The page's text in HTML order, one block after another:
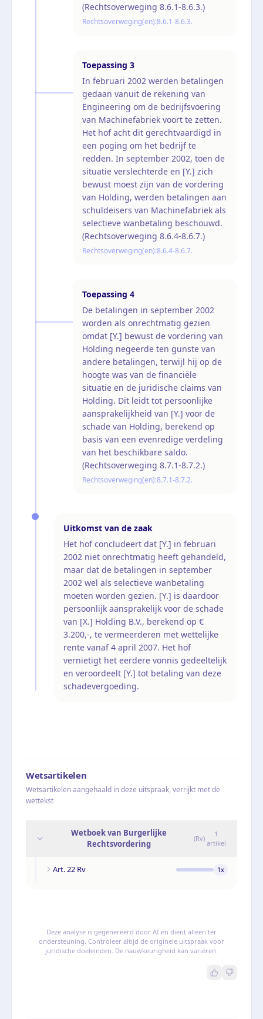
(Rechtsoverweging 8.6.1-8.6.3.)
Rechtsoverweging(en):8.6.1-8.6.3.
Toepassing 3
In februari 2002 werden betalingen
gedaan vanuit de rekening van
Engineering om de bedrijfsvoering
van Machinefabriek voort te zetten.
Het hof acht dit gerechtvaardigd in
een poging om het bedrijf te
redden. In september 2002, toen de
situatie verslechterde en [Y.] zich
bewust moest zijn van de vordering
van Holding, werden betalingen aan
schuldeisers van Machinefabriek als
selectieve wanbetaling beschouwd.
(Rechtsoverweging 8.6.4-8.6.7.)
Rechtsoverweging(en):8.6.4-8.6.7.
Toepassing 4
De betalingen in september 2002
worden als onrechtmatig gezien
omdat [Y.] bewust de vordering van
Holding negeerde ten gunste van
andere betalingen, terwijl hij op de
hoogte was van de financiële
situatie en de juridische claims van
Holding. Dit leidt tot persoonlijke
aansprakelijkheid van [Y.] voor de
schade van Holding, berekend op
basis van een evenredige verdeling
van het beschikbare saldo.
(Rechtsoverweging 8.7.1-8.7.2.)
Rechtsoverweging(en):8.7.1-8.7.2.
Uitkomst van de zaak
Het hof concludeert dat [Y.] in februari
2002 niet onrechtmatig heeft gehandeld,
maar dat de betalingen in september
2002 wel als selectieve wanbetaling
moeten worden gezien. [Y.] is daardoor
persoonlijk aansprakelijk voor de schade
van [X.] Holding B.V., berekend op €
3.200,-, te vermeerderen met wettelijke
rente vanaf 4 april 2007. Het hof
vernietigt het eerdere vonnis gedeeltelijk
en veroordeelt [Y.] tot betaling van deze
schadevergoeding.
Wetsartikelen
Wetsartikelen aangehaald in deze uitspraak, verrijkt met de
wettekst
Wetboek van Burgerlijke
Rechtsvordering
(Rv)
1
artikel
Art. 22 Rv 1x
Deze analyse is gegenereerd door AI en dient alleen ter
ondersteuning. Controleer altijd de originele uitspraak voor
juridische doeleinden. De nauwkeurigheid kan variëren.